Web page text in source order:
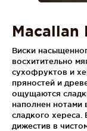
Macallan
Виски
восхитительно
сухофруктов и
пряностей и
ощущаются
наполнен нотами
сладкого хереса.
дижестив в